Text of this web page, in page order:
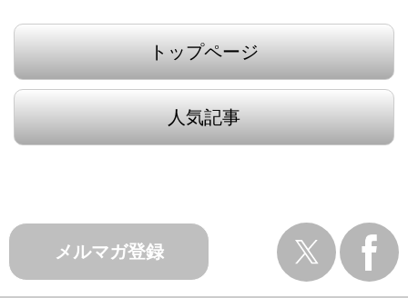
トップページ
人気記事
メルマガ登録